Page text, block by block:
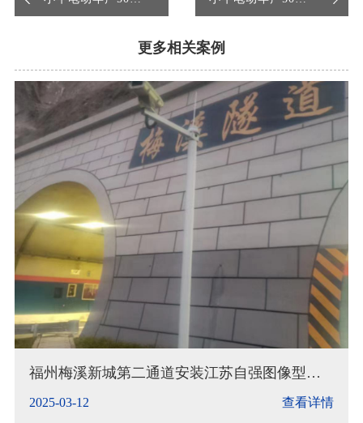
期项目智能水炮调试
完成
期项目智能水炮调试
完成
更多相关案例
福州梅溪新城第二通道安装江苏自强图像型火
2025-03-12 查看详情